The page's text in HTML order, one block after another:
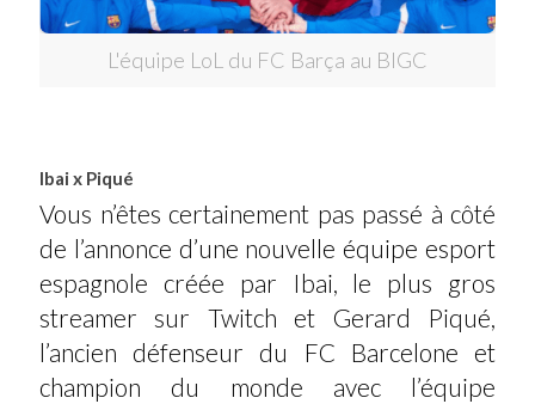
L'équipe LoL du FC Barça au BIGC
Ibai x Piqué
Vous n’êtes certainement pas passé à côté
de l’annonce d’une nouvelle équipe esport
espagnole créée par Ibai, le plus gros
streamer sur Twitch et Gerard Piqué,
l’ancien défenseur du FC Barcelone et
champion du monde avec l’équipe